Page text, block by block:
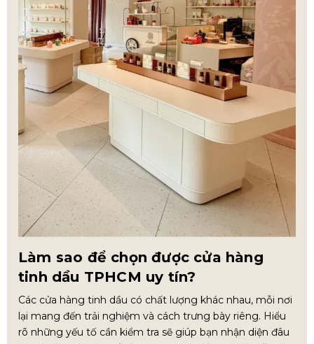
Làm sao để chọn được cửa hàng
tinh dầu TPHCM uy tín?
Các cửa hàng tinh dầu có chất lượng khác nhau, mỗi nơi
lại mang đến trải nghiệm và cách trưng bày riêng. Hiểu
rõ những yếu tố cần kiểm tra sẽ giúp bạn nhận diện đâu